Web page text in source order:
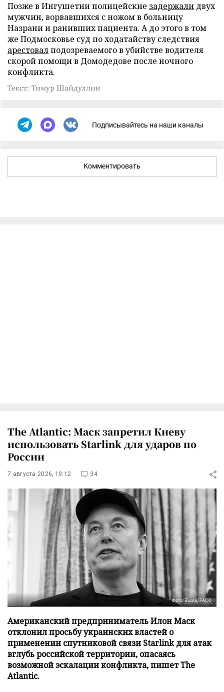
Позже в Ингушетии полицейские задержали двух
мужчин, ворвавшихся с ножом в больницу
Назрани и ранивших пациента. А до этого в том
же Подмосковье суд по ходатайству следствия
арестовалподозреваемого в убийстве водителя
скорой помощи в Домодедове после ночного
конфликта.
Текст: Тимур Шайдуллин
Подписывайтесь на наши каналы
Комментировать
The Atlantic: Маск запретил Киеву
использовать Starlink для ударов по
России
7 августа 2026, 19:12 34
Фото: Zuma/ТАСС
Американский предприниматель Илон Маск
отклонил просьбу украинских властей о
применении спутниковой связи Starlink для атак
вглубь российской территории, опасаясь
возможной эскалации конфликта, пишет The
Atlantic.